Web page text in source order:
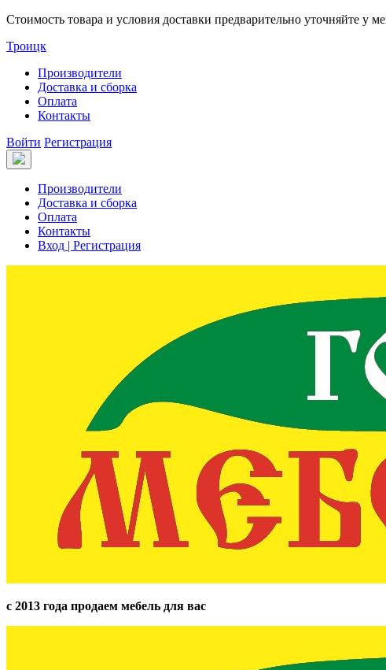
Стоимость товара и условия доставки предварительно уточняйте у
Троицк
Производители
Доставка и сборка
Оплата
Контакты
Войти Регистрация
Производители
Доставка и сборка
Оплата
Контакты
Вход | Регистрация
с 2013 года продаем мебель для вас